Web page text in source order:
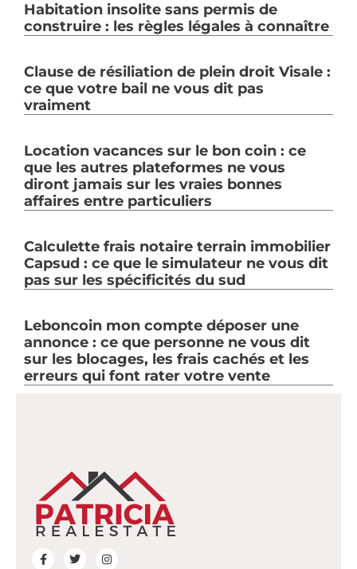
Habitation insolite sans permis de
construire : les règles légales à connaître
Clause de résiliation de plein droit Visale :
ce que votre bail ne vous dit pas
vraiment
Location vacances sur le bon coin : ce
que les autres plateformes ne vous
diront jamais sur les vraies bonnes
affaires entre particuliers
Calculette frais notaire terrain immobilier
Capsud : ce que le simulateur ne vous dit
pas sur les spécificités du sud
Leboncoin mon compte déposer une
annonce : ce que personne ne vous dit
sur les blocages, les frais cachés et les
erreurs qui font rater votre vente